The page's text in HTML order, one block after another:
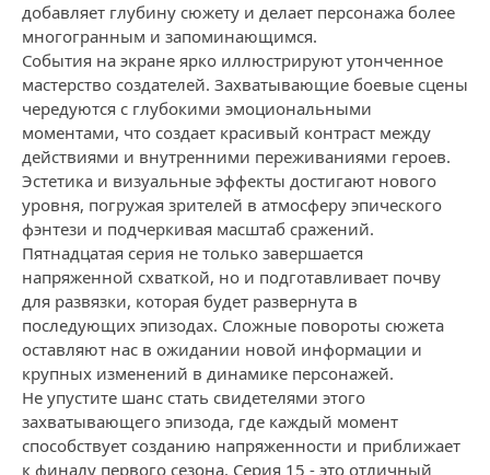
добавляет глубину сюжету и делает персонажа более
многогранным и запоминающимся.
События на экране ярко иллюстрируют утонченное
мастерство создателей. Захватывающие боевые сцены
чередуются с глубокими эмоциональными
моментами, что создает красивый контраст между
действиями и внутренними переживаниями героев.
Эстетика и визуальные эффекты достигают нового
уровня, погружая зрителей в атмосферу эпического
фэнтези и подчеркивая масштаб сражений.
Пятнадцатая серия не только завершается
напряженной схваткой, но и подготавливает почву
для развязки, которая будет развернута в
последующих эпизодах. Сложные повороты сюжета
оставляют нас в ожидании новой информации и
крупных изменений в динамике персонажей.
Не упустите шанс стать свидетелями этого
захватывающего эпизода, где каждый момент
способствует созданию напряженности и приближает
к финалу первого сезона. Серия 15 - это отличный